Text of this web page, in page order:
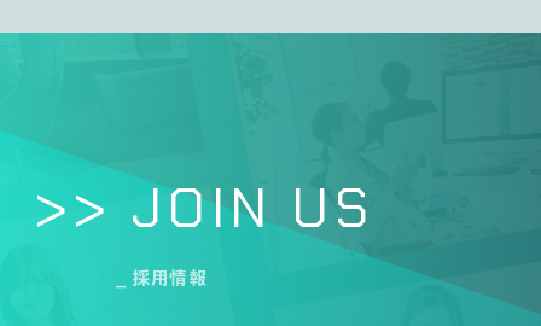
>> JOIN US
_ 採用情報